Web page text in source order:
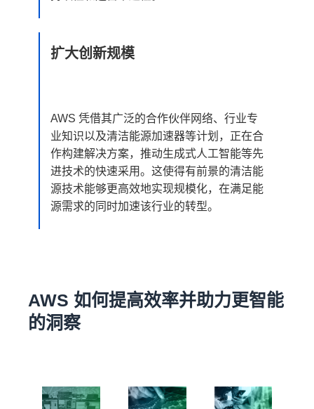
扩大创新规模
AWS 凭借其广泛的合作伙伴网络、行业专
业知识以及清洁能源加速器等计划，正在合
作构建解决方案，推动生成式人工智能等先
进技术的快速采用。这使得有前景的清洁能
源技术能够更高效地实现规模化，在满足能
源需求的同时加速该行业的转型。
AWS 如何提高效率并助力更智能
的洞察